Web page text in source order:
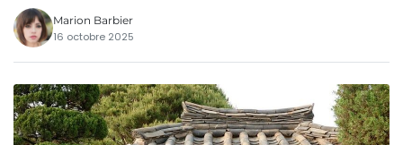
Marion Barbier
16 octobre 2025